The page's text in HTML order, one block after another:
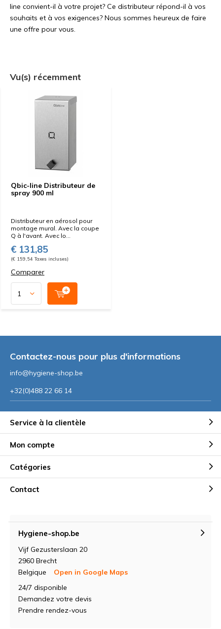
line convient-il à votre projet? Ce distributeur répond-il à vos
souhaits et à vos exigences? Nous sommes heureux de faire
une offre pour vous.
Vu(s) récemment
Qbic-line Distributeur de
spray 900 ml
Distributeur en aérosol pour
montage mural. Avec la coupe
Q à l'avant. Avec lo...
€ 131,85
(€ 159,54 Taxes incluses)
Comparer
Contactez-nous pour plus d'informations
info@hygiene-shop.be
+32(0)488 22 66 14
Service à la clientèle
Mon compte
Catégories
Contact
Hygiene-shop.be
Vijf Gezusterslaan 20
2960 Brecht
Belgique
Open in Google Maps
24/7 disponible
Demandez votre devis
Prendre rendez-vous